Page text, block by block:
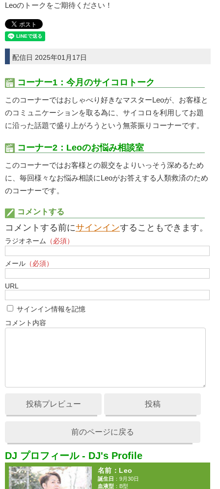
Leoのトークをご期待ください！
配信日 2025年01月17日
コーナー1：今月のサイコロトーク
このコーナーではおしゃべり好きなマスターLeoが、お客様と
のコミュニケーションを取る為に、サイコロを利用してお題
に沿った話題で盛り上がろうという無茶振りコーナーです。
コーナー2：Leoのお悩み相談室
このコーナーではお客様との親交をよりいっそう深めるため
に、毎回様々なお悩み相談にLeoがお答えする人類救済のため
のコーナーです。
コメントする
コメントする前にサインインすることもできます。
ラジオネーム （必須）
メール （必須）
URL
サインイン情報を記憶
コメント内容
投稿プレビュー 投稿
前のページに戻る
DJ プロフィール - DJ's Profile
名前：Leo
誕生日 ：9月30日
血液型：B型